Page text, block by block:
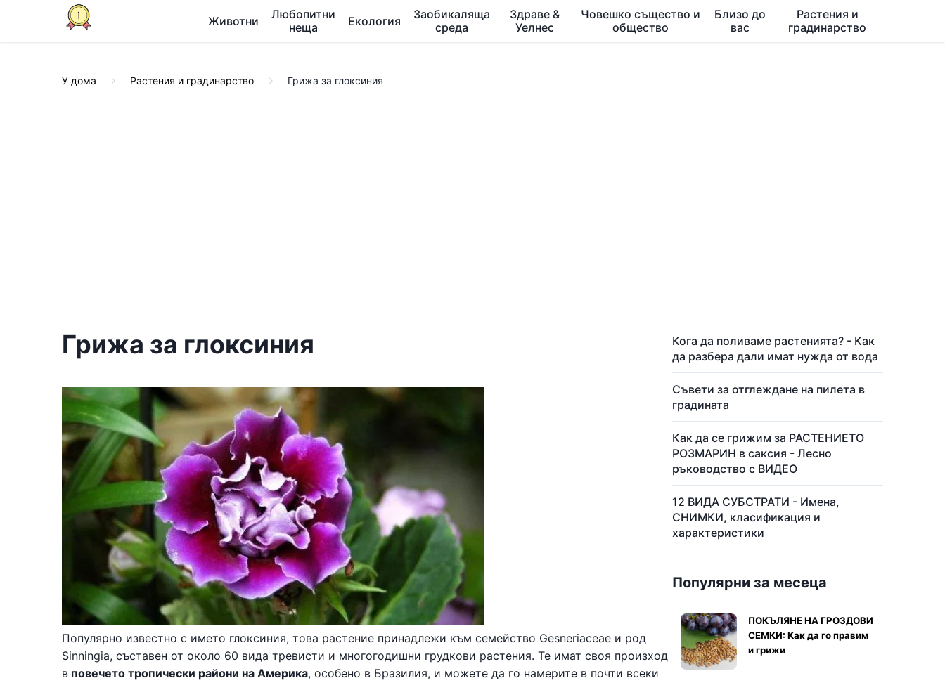
Животни
Любопитни
неща
Екология
Заобикаляща
среда
Здраве &
Уелнес
Човешко същество и
общество
Близо до
вас
Растения и
градинарство
У дома Растения и градинарство Грижа за глоксиния
Грижа за глоксиния
Популярно известно с името глоксиния, това растение принадлежи към семейство Gesneriaceae и род
Sinningia, съставен от около 60 вида тревисти и многогодишни грудкови растения. Те имат своя произход
в повечето тропически райони на Америка, особено в Бразилия, и можете да го намерите в почти всеки
Кога да поливаме растенията? - Как
да разбера дали имат нужда от вода
Съвети за отглеждане на пилета в
градината
Как да се грижим за РАСТЕНИЕТО
РОЗМАРИН в саксия - Лесно
ръководство с ВИДЕО
12 ВИДА СУБСТРАТИ - Имена,
СНИМКИ, класификация и
характеристики
Популярни за месеца
ПОКЪЛЯНЕ НА ГРОЗДОВИ
СЕМКИ: Как да го правим
и грижи